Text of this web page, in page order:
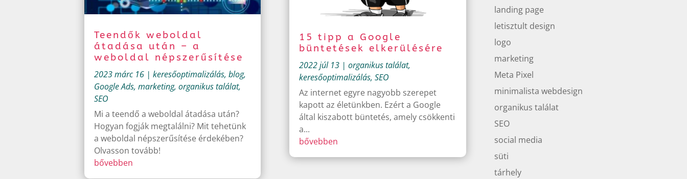
Teendők weboldal
átadása után – a
weboldal népszerűsítése
2023 márc 16 | keresőoptimalizálás, blog,
Google Ads, marketing, organikus találat,
SEO
Mi a teendő a weboldal átadása után?
Hogyan fogják megtalálni? Mit tehetünk
a weboldal népszerűsítése érdekében?
Olvasson tovább!
bővebben
15 tipp a Google
büntetések elkerülésére
2022 júl 13 |organikus találat,
keresőoptimalizálás,SEO
Az internet egyre nagyobb szerepet
kapott az életünkben. Ezért a Google
által kiszabott büntetés, amely csökkenti
a...
bővebben
landing page
letisztult design
logo
marketing
Meta Pixel
minimalista webdesign
organikus találat
SEO
social media
süti
tárhely